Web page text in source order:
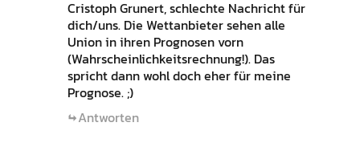
Cristoph Grunert, schlechte Nachricht für
dich/uns. Die Wettanbieter sehen alle
Union in ihren Prognosen vorn
(Wahrscheinlichkeitsrechnung!). Das
spricht dann wohl doch eher für meine
Prognose. ;)
Antworten